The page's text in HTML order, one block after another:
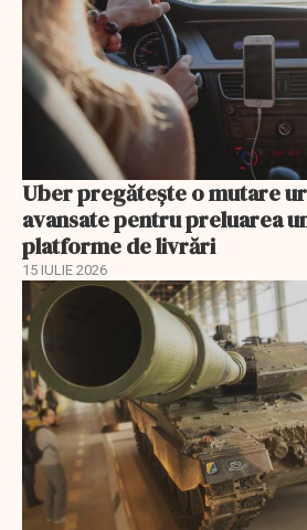
Uber pregătește o mutare
avansate pentru preluarea
platforme de livrări
15 IULIE 2026